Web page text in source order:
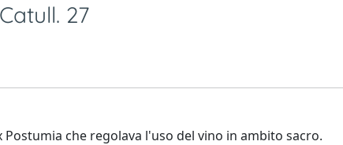
27
che regolava l'uso del vino in ambito sacro.